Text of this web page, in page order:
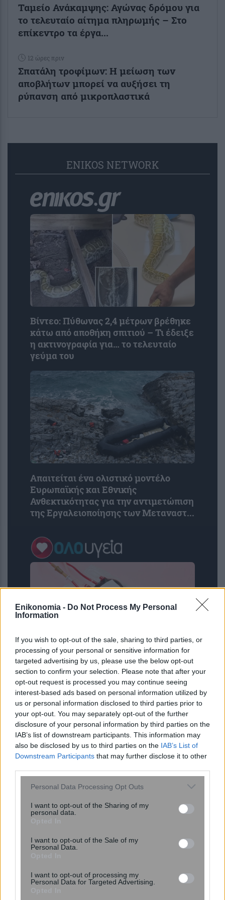
Enikonomia - Do Not Process My Personal
Information
If you wish to opt-out of the sale, sharing to third parties, or
processing of your personal or sensitive information for
targeted advertising by us, please use the below opt-out
section to confirm your selection. Please note that after your
opt-out request is processed you may continue seeing
interest-based ads based on personal information utilized by
us or personal information disclosed to third parties prior to
your opt-out. You may separately opt-out of the further
disclosure of your personal information by third parties on the
IAB’s list of downstream participants. This information may
also be disclosed by us to third parties on the IAB’s List of
Downstream Participants that may further disclose it to other
Please note that this website/app uses one or more Google
not limited to your visit or usage behaviour. You may click to
grant or deny consent to Google and its third-party tags to
consent section.
Personal Data Processing Opt Outs
I want to opt-out of the Sharing of my
personal data.
I want to opt-out of the Sale of my
Personal Data.
I want to opt-out of processing my
Personal Data for Targeted Advertising.
Ταμείο Ανάκαμψης: Αγώνας δρόμου για
το τελευταίο αίτημα πληρωμής – Στο
επίκεντρο τα έργα...
12 ώρες πριν
Σπατάλη τροφίμων: Η μείωση των
αποβλήτων μπορεί να αυξήσει τη
ρύπανση από μικροπλαστικά
ENIKOS NETWORK
Βίντεο: Πύθωνας 2,4 μέτρων βρέθηκε
κάτω από αποθήκη σπιτιού – Τι έδειξε
η ακτινογραφία για… το τελευταίο
γεύμα του
Απαιτείται ένα ολιστικό μοντέλο
Ευρωπαϊκής και Εθνικής
Ανθεκτικότητας για την αντιμετώπιση
της Εργαλειοποίησης των Μεταναστ...
Ομοσπονδία Θαλασσαιμίας: Κρίσιμες
ελλείψεις αίματος και αναβολές
μεταγγίσεων
Η τροφή που μπορεί να προκαλέσει
περισσότερο το καλοκαίρι